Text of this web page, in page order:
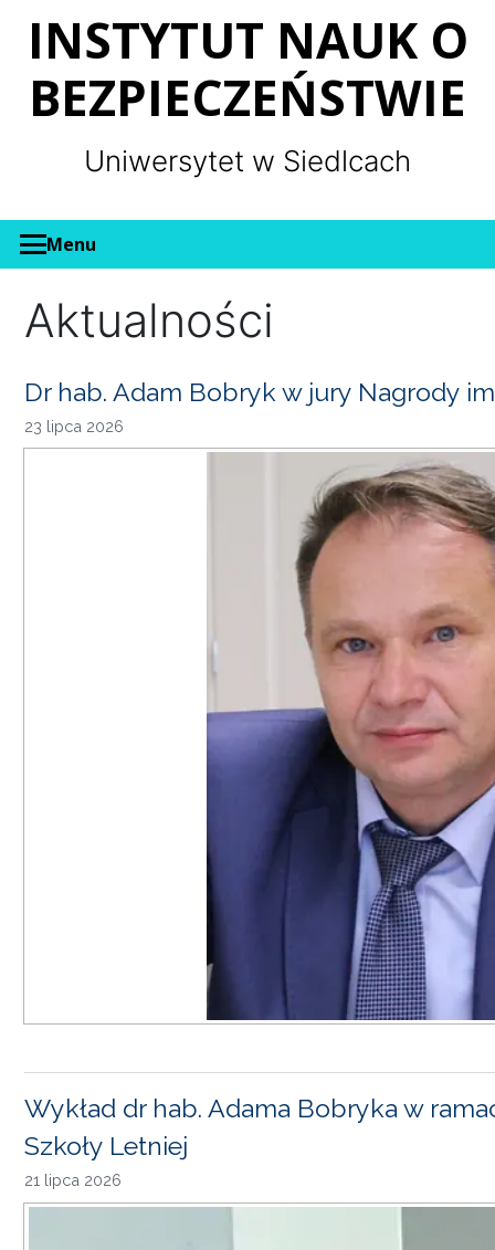
INSTYTUT NAUK O
BEZPIECZEŃSTWIE
Uniwersytet w Siedlcach
Menu
Aktualności
Dr hab. Adam Bobryk w jury Nagrody
23 lipca 2026
Wykład dr hab. Adama Bobryka w
Szkoły Letniej
21 lipca 2026